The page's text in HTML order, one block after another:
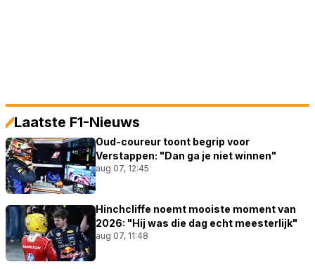
Laatste F1-Nieuws
Oud-coureur toont begrip voor
Verstappen: "Dan ga je niet winnen"
aug 07, 12:45
Hinchcliffe noemt mooiste moment van
2026: "Hij was die dag echt meesterlijk"
aug 07, 11:48